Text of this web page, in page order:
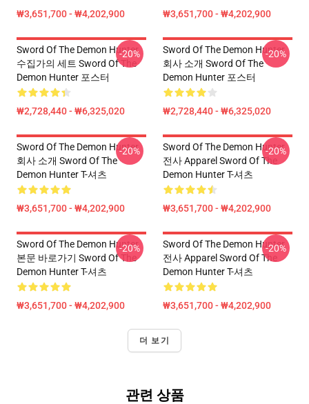
₩3,651,700 - ₩4,202,900 ₩3,651,700 - ₩4,202,900
Sword Of The Demon Hunter
수집가의 세트 Sword Of The
Demon Hunter 포스터
₩2,728,440 - ₩6,325,020
-20%
Sword Of The Demon Hunter
회사 소개 Sword Of The
Demon Hunter 포스터
₩2,728,440 - ₩6,325,020
-20%
Sword Of The Demon Hunter
회사 소개 Sword Of The
Demon Hunter T-셔츠
₩3,651,700 - ₩4,202,900
-20%
Sword Of The Demon Hunter
전사 Apparel Sword Of The
Demon Hunter T-셔츠
₩3,651,700 - ₩4,202,900
-20%
Sword Of The Demon Hunter
본문 바로가기 Sword Of The
Demon Hunter T-셔츠
₩3,651,700 - ₩4,202,900
-20%
Sword Of The Demon Hunter
전사 Apparel Sword Of The
Demon Hunter T-셔츠
₩3,651,700 - ₩4,202,900
-20%
더 보기
관련 상품